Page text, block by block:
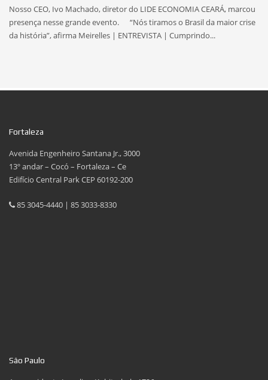
Nosso CEO, Ivo Machado, diretor do LIDE ECONOMIA CEARÁ, marcou
presença nesse grande evento. “Nós tiramos o Brasil da maior crise
da história”, afirma Meirelles | ENTREVISTA | Cumprindo...
Fortaleza
Avenida Engenheiro Santana Jr., 3000
13º andar – Cocó – Fortaleza – Ce
Edifício Central Park CEP 60192-200
85 3045-4440 | 85 3033-8330
São Paulo